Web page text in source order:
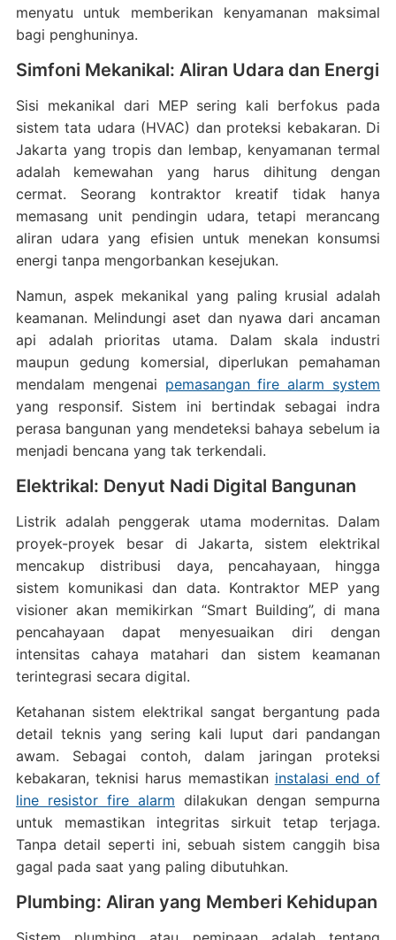
menyatu untuk memberikan kenyamanan maksimal
bagi penghuninya.
Simfoni Mekanikal: Aliran Udara dan Energi
Sisi mekanikal dari MEP sering kali berfokus pada
sistem tata udara (HVAC) dan proteksi kebakaran. Di
Jakarta yang tropis dan lembap, kenyamanan termal
adalah kemewahan yang harus dihitung dengan
cermat. Seorang kontraktor kreatif tidak hanya
memasang unit pendingin udara, tetapi merancang
aliran udara yang efisien untuk menekan konsumsi
energi tanpa mengorbankan kesejukan.
Namun, aspek mekanikal yang paling krusial adalah
keamanan. Melindungi aset dan nyawa dari ancaman
api adalah prioritas utama. Dalam skala industri
maupun gedung komersial, diperlukan pemahaman
mendalam mengenai pemasangan fire alarm system
yang responsif. Sistem ini bertindak sebagai indra
perasa bangunan yang mendeteksi bahaya sebelum ia
menjadi bencana yang tak terkendali.
Elektrikal: Denyut Nadi Digital Bangunan
Listrik adalah penggerak utama modernitas. Dalam
proyek-proyek besar di Jakarta, sistem elektrikal
mencakup distribusi daya, pencahayaan, hingga
sistem komunikasi dan data. Kontraktor MEP yang
visioner akan memikirkan “Smart Building”, di mana
pencahayaan dapat menyesuaikan diri dengan
intensitas cahaya matahari dan sistem keamanan
terintegrasi secara digital.
Ketahanan sistem elektrikal sangat bergantung pada
detail teknis yang sering kali luput dari pandangan
awam. Sebagai contoh, dalam jaringan proteksi
kebakaran, teknisi harus memastikan instalasi end of
line resistor fire alarm dilakukan dengan sempurna
untuk memastikan integritas sirkuit tetap terjaga.
Tanpa detail seperti ini, sebuah sistem canggih bisa
gagal pada saat yang paling dibutuhkan.
Plumbing: Aliran yang Memberi Kehidupan